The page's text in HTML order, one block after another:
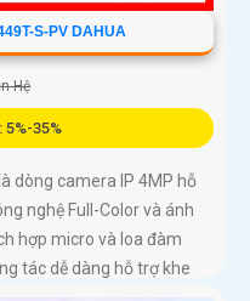
S-PV DAHUA
Hệ
5%-35%
dòng camera IP 4MP hỗ
nghệ Full-Color và ánh
hợp micro và loa đàm
tác dễ dàng hỗ trợ khe